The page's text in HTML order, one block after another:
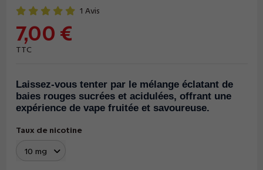
1 Avis
7,00 €
TTC
Laissez-vous tenter par le mélange éclatant de
baies rouges sucrées et acidulées, offrant une
expérience de vape fruitée et savoureuse.
Taux de nicotine